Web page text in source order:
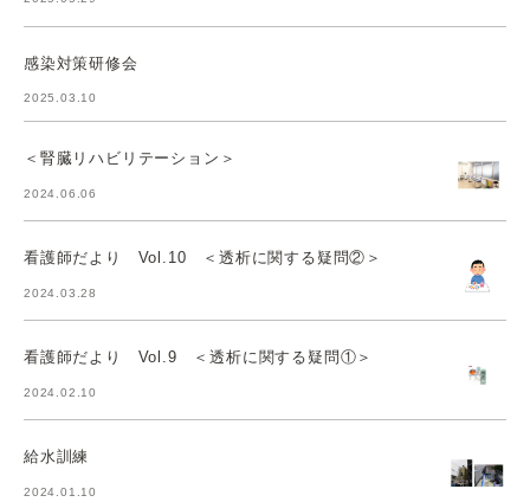
感染対策研修会
2025.03.10
＜腎臓リハビリテーション＞
2024.06.06
看護師だより Vol.10 ＜透析に関する疑問②＞
2024.03.28
看護師だより Vol.9 ＜透析に関する疑問①＞
2024.02.10
給水訓練
2024.01.10